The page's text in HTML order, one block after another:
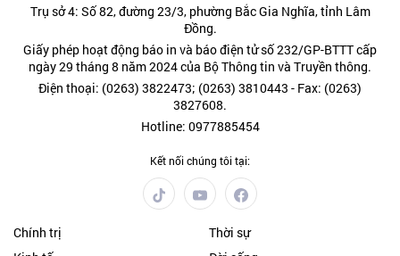
Trụ sở 4: Số 82, đường 23/3, phường Bắc Gia Nghĩa, tỉnh Lâm
Đồng.
Giấy phép hoạt động báo in và báo điện tử số 232/GP-BTTT cấp
ngày 29 tháng 8 năm 2024 của Bộ Thông tin và Truyền thông.
Điện thoại: (0263) 3822473; (0263) 3810443 - Fax: (0263)
3827608.
Hotline: 0977885454
Kết nối chúng tôi tại:
Chính trị
Thời sự